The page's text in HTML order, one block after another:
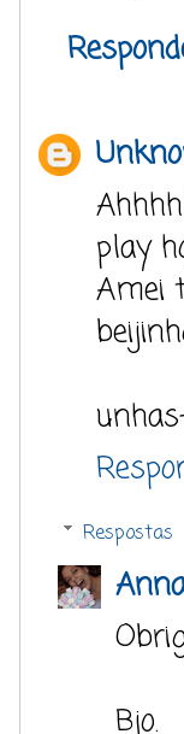
play
Amei
Respostas
Bjo.